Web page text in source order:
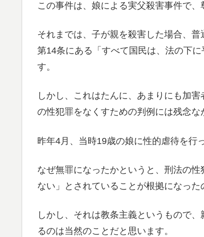
この事件は、娘による実父殺害事件で
それまでは、子が親を殺害した場合、
第14条にある「すべて国民は、法の下
す。
しかし、これはたんに、あまりにも加
の性犯罪をなくすための判例には残念な
昨年4月、当時19歳の娘に性的虐待を行
なぜ無罪になったかというと、刑法の
ない」とされていることが根拠になった
しかし、それは教条主義というもので
るのは当然のことだと思います。